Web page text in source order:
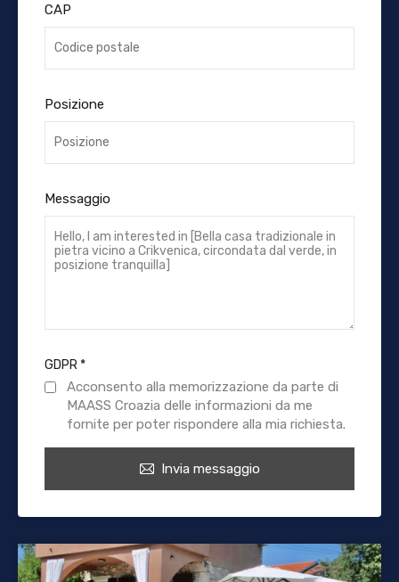
CAP
Posizione
Messaggio
GDPR*
Acconsento alla memorizzazione da parte di
MAASS Croazia delle informazioni da me
fornite per poter rispondere alla mia richiesta.
Invia messaggio